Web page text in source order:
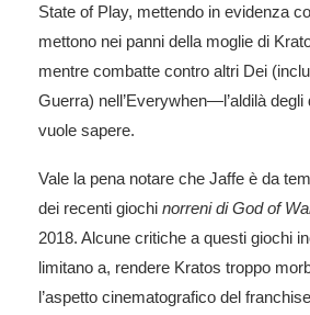
State of Play, mettendo in evidenza
mettono nei panni della moglie di
mentre combatte contro altri Dei
Guerra) nell’Everywhen—l’aldilà
vuole sapere.
Vale la pena notare che Jaffe è da
dei recenti giochi norreni di God of
2018. Alcune critiche a questi giochi
limitano a, rendere Kratos troppo
l’aspetto cinematografico del